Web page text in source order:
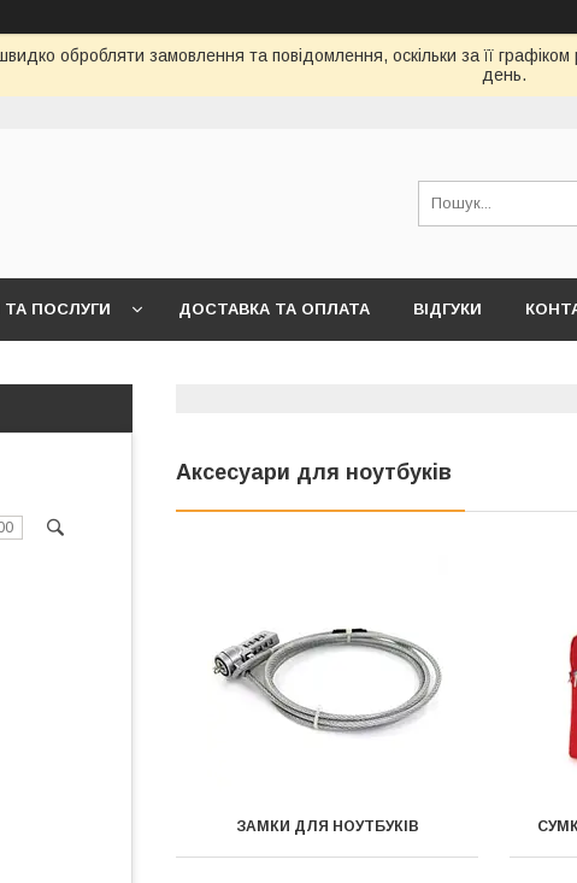
обробляти замовлення та повідомлення, оскільки за її
день.
ТА ПОСЛУГИ ДОСТАВКА ТА ОПЛАТА ВІДГУКИ
Аксесуари для ноутбуків
ЗАМКИ ДЛЯ НОУТБУКІВ